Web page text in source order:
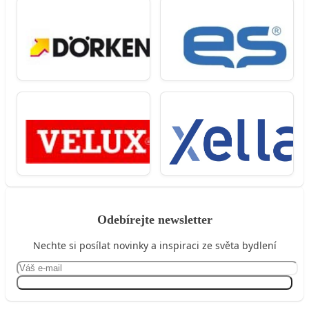
Odebírejte newsletter
Nechte si posílat novinky a inspiraci ze světa bydlení